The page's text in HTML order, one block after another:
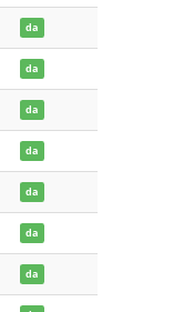
da
da
da
da
da
da
da